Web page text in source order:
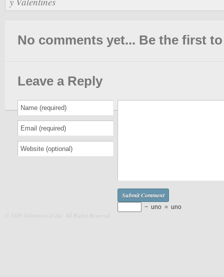
No comments yet... Be the first
Leave a Reply
− uno = uno
© 2026 Valentines al día. All Rights Reserved.